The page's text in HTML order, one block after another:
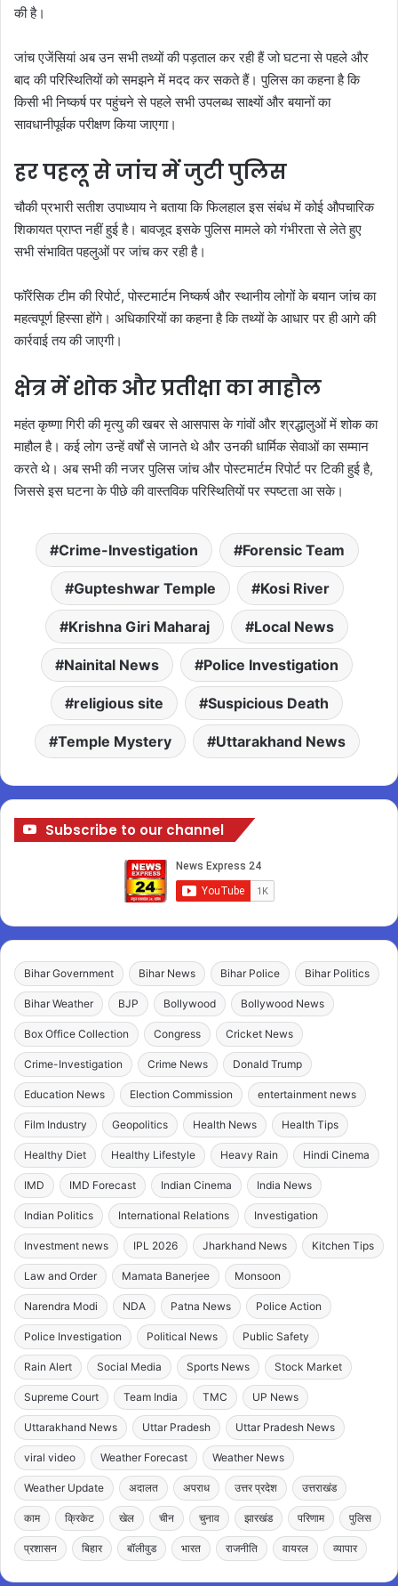
की है।
जांच एजेंसियां अब उन सभी तथ्यों की पड़ताल कर रही हैं जो घटना से पहले और
बाद की परिस्थितियों को समझने में मदद कर सकते हैं। पुलिस का कहना है कि
किसी भी निष्कर्ष पर पहुंचने से पहले सभी उपलब्ध साक्ष्यों और बयानों का
सावधानीपूर्वक परीक्षण किया जाएगा।
हर पहलू से जांच में जुटी पुलिस
चौकी प्रभारी सतीश उपाध्याय ने बताया कि फिलहाल इस संबंध में कोई औपचारिक
शिकायत प्राप्त नहीं हुई है। बावजूद इसके पुलिस मामले को गंभीरता से लेते हुए
सभी संभावित पहलुओं पर जांच कर रही है।
फॉरेंसिक टीम की रिपोर्ट, पोस्टमार्टम निष्कर्ष और स्थानीय लोगों के बयान जांच का
महत्वपूर्ण हिस्सा होंगे। अधिकारियों का कहना है कि तथ्यों के आधार पर ही आगे की
कार्रवाई तय की जाएगी।
क्षेत्र में शोक और प्रतीक्षा का माहौल
महंत कृष्णा गिरी की मृत्यु की खबर से आसपास के गांवों और श्रद्धालुओं में शोक का
माहौल है। कई लोग उन्हें वर्षों से जानते थे और उनकी धार्मिक सेवाओं का सम्मान
करते थे। अब सभी की नजर पुलिस जांच और पोस्टमार्टम रिपोर्ट पर टिकी हुई है,
जिससे इस घटना के पीछे की वास्तविक परिस्थितियों पर स्पष्टता आ सके।
Crime-Investigation Forensic Team
Gupteshwar Temple Kosi River
Krishna Giri Maharaj Local News
Nainital News Police Investigation
religious site Suspicious Death
Temple Mystery Uttarakhand News
Subscribe to our channel
Bihar Government Bihar News Bihar Police Bihar Politics
Bihar Weather BJP Bollywood Bollywood News
Box Office Collection Congress Cricket News
Crime-Investigation Crime News Donald Trump
Education News Election Commission entertainment news
Film Industry Geopolitics Health News Health Tips
Healthy Diet Healthy Lifestyle Heavy Rain Hindi Cinema
IMD IMD Forecast Indian Cinema India News
Indian Politics International Relations Investigation
Investment news IPL 2026 Jharkhand News Kitchen Tips
Law and Order Mamata Banerjee Monsoon
Narendra Modi NDA Patna News Police Action
Police Investigation Political News Public Safety
Rain Alert Social Media Sports News Stock Market
Supreme Court Team India TMC UP News
Uttarakhand News Uttar Pradesh Uttar Pradesh News
viral video Weather Forecast Weather News
Weather Update अदालत अपराध उत्तर प्रदेश उत्तराखंड
काम क्रिकेट खेल चीन चुनाव झारखंड परिणाम पुलिस
प्रशासन बिहार बॉलीवुड भारत राजनीति वायरल व्यापार